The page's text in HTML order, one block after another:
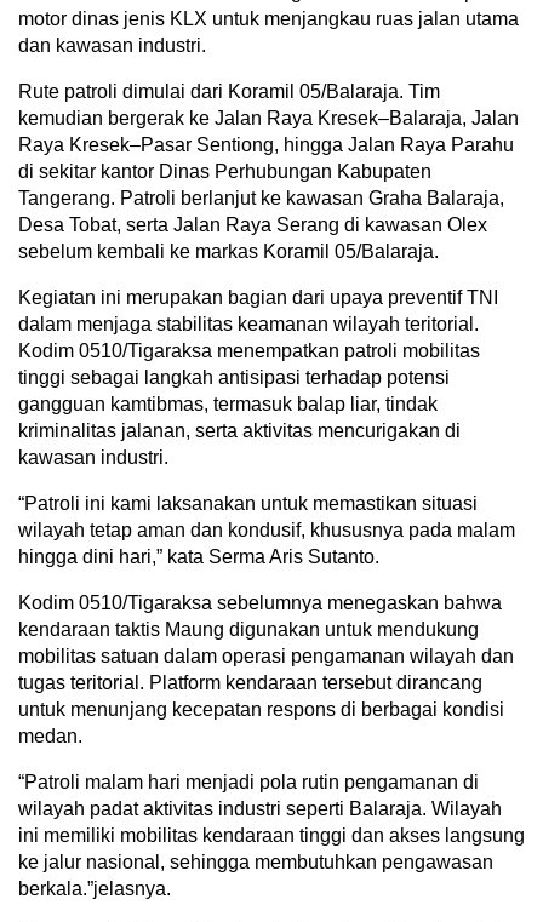
motor dinas jenis KLX untuk menjangkau ruas jalan utama
dan kawasan industri.
Rute patroli dimulai dari Koramil 05/Balaraja. Tim
kemudian bergerak ke Jalan Raya Kresek–Balaraja, Jalan
Raya Kresek–Pasar Sentiong, hingga Jalan Raya Parahu
di sekitar kantor Dinas Perhubungan Kabupaten
Tangerang. Patroli berlanjut ke kawasan Graha Balaraja,
Desa Tobat, serta Jalan Raya Serang di kawasan Olex
sebelum kembali ke markas Koramil 05/Balaraja.
Kegiatan ini merupakan bagian dari upaya preventif TNI
dalam menjaga stabilitas keamanan wilayah teritorial.
Kodim 0510/Tigaraksa menempatkan patroli mobilitas
tinggi sebagai langkah antisipasi terhadap potensi
gangguan kamtibmas, termasuk balap liar, tindak
kriminalitas jalanan, serta aktivitas mencurigakan di
kawasan industri.
“Patroli ini kami laksanakan untuk memastikan situasi
wilayah tetap aman dan kondusif, khususnya pada malam
hingga dini hari,” kata Serma Aris Sutanto.
Kodim 0510/Tigaraksa sebelumnya menegaskan bahwa
kendaraan taktis Maung digunakan untuk mendukung
mobilitas satuan dalam operasi pengamanan wilayah dan
tugas teritorial. Platform kendaraan tersebut dirancang
untuk menunjang kecepatan respons di berbagai kondisi
medan.
“Patroli malam hari menjadi pola rutin pengamanan di
wilayah padat aktivitas industri seperti Balaraja. Wilayah
ini memiliki mobilitas kendaraan tinggi dan akses langsung
ke jalur nasional, sehingga membutuhkan pengawasan
berkala.”jelasnya.